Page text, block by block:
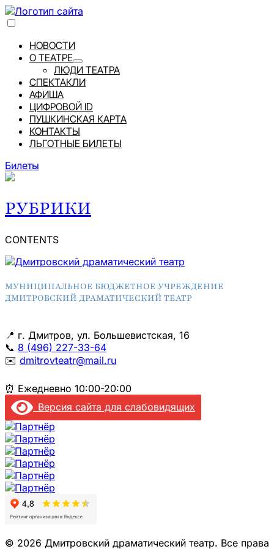
НОВОСТИ
О ТЕАТРЕ
ЛЮДИ ТЕАТРА
СПЕКТАКЛИ
АФИША
ЦИФРОВОЙ ID
ПУШКИНСКАЯ КАРТА
КОНТАКТЫ
ЛЬГОТНЫЕ БИЛЕТЫ
Билеты
РУБРИКИ
CONTENTS
МУНИЦИПАЛЬНОЕ БЮДЖЕТНОЕ УЧРЕЖДЕНИЕ
ДМИТРОВСКИЙ ДРАМАТИЧЕСКИЙ ТЕАТР
📍 г. Дмитров, ул. Большевистская, 16
📞 8 (496) 227-33-64
✉️ dmitrovteatr@mail.ru
⏰ Ежедневно 10:00-20:00
Версия сайта для слабовидящих
© 2026 Дмитровский драматический театр. Все права